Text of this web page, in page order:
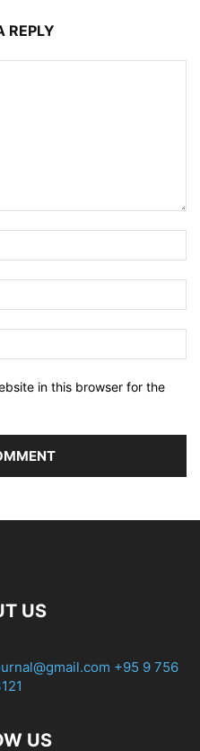
REPLY
in this browser for the
US
+95 9 756
US